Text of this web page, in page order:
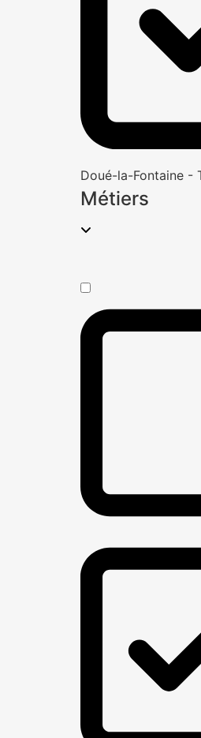
Doué-la-Fontaine -
Métiers